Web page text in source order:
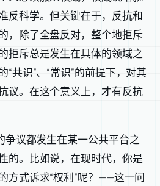
反科学。但关键在于，反抗和
，除了全盘反对，整个地拒斥
拒斥总是发生在具体的领域之
共识”、“常识”的前提下，对其
议。在这个意义上，才有反抗
争议都发生在某一公共平台之
的。比如说，在现时代，你是
方式诉求“权利”呢？——这一问